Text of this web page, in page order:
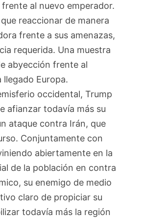
al nuevo emperador.
reaccionar de manera
frente a sus amenazas,
requerida. Una muestra
abyección frente al
llegado Europa.
occidental, Trump
afianzar todavía más su
ataque contra Irán, que
Conjuntamente con
abiertamente en la
de la población en contra
su enemigo de medio
claro de propiciar su
todavía más la región